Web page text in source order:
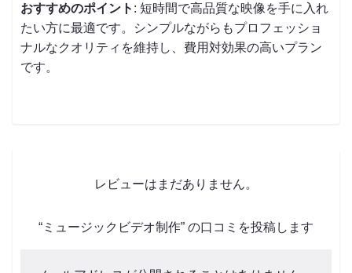
おすすめのポイント : 短時間で高品質な映像を手に入れ
たい方に最適です。シンプルながらもプロフェッショ
ナルなクオリティを維持し、費用対効果の高いプラン
です。
レビューはまだありません。
“ミュージックビデオ制作” の口コミを投稿します